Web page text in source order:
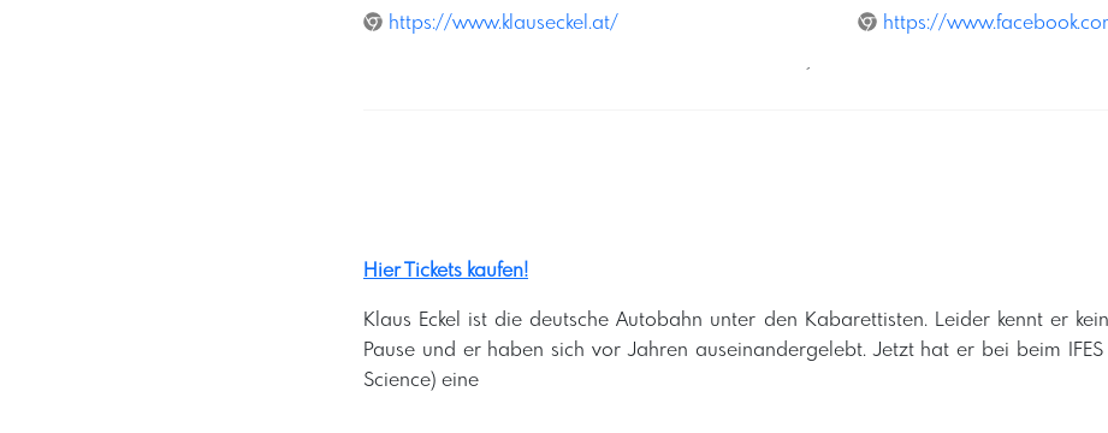
https://www.klauseckel.at/ https://
´
Hier Tickets kaufen!
Klaus Eckel ist die deutsche Autobahn unter den Kabarettisten. Leider kennt er
Pause und er haben sich vor Jahren auseinandergelebt. Jetzt hat er bei beim IFES
Science) eine